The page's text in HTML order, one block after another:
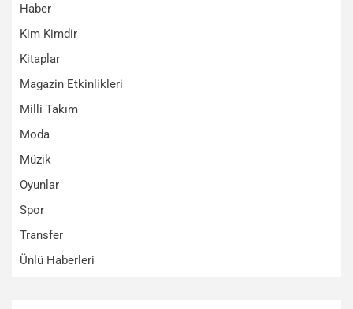
Haber
Kim Kimdir
Kitaplar
Magazin Etkinlikleri
Milli Takım
Moda
Müzik
Oyunlar
Spor
Transfer
Ünlü Haberleri